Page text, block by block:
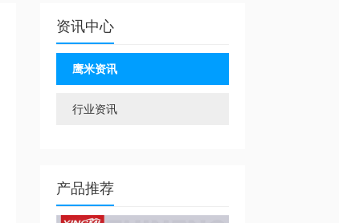
资讯中心
鹰米资讯
行业资讯
产品推荐